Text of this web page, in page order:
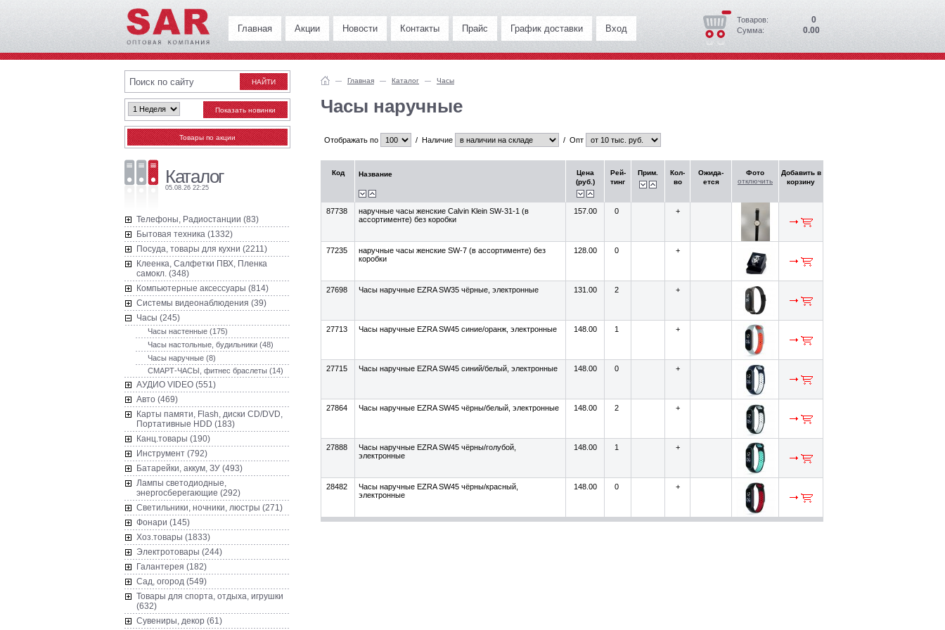
Главная Акции Новости Контакты Прайс График доставки Вход
Товаров: 0
Сумма: 0.00
Каталог
05.08.26 22:25
Телефоны, Радиостанции (83)
Бытовая техника (1332)
Посуда, товары для кухни (2211)
Клеенка, Салфетки ПВХ, Пленка
самокл. (348)
Компьютерные аксессуары (814)
Системы видеонаблюдения (39)
Часы (245)
Часы настенные (175)
Часы настольные, будильники (48)
Часы наручные (8)
СМАРТ-ЧАСЫ, фитнес браслеты (14)
AУДИО VIDEO (551)
Авто (469)
Карты памяти, Flash, диски CD/DVD,
Портативные HDD (183)
Канц.товары (190)
Инструмент (792)
Батарейки, аккум, ЗУ (493)
Лампы светодиодные,
энергосберегающие (292)
Светильники, ночники, люстры (271)
Фонари (145)
Хоз.товары (1833)
Электротовары (244)
Галантерея (182)
Сад, огород (549)
Товары для спорта, отдыха, игрушки
(632)
Сувениры, декор (61)
Главная Каталог Часы
Часы наручные
Отображать по / Наличие / Опт
Код Название
Цена
(руб.)
Рей-
тинг
Прим.
Кол-
во
Ожида-
ется
Фото
отключить
Добавить в
корзину
87738
наручные часы женские Calvin Klein SW-31-1 (в
ассортименте) без коробки
157.00 0 +
77235
наручные часы женские SW-7 (в ассортименте) без
коробки
128.00 0 +
27698 Часы наручные EZRA SW35 чёрные, электронные 131.00 2 +
27713 Часы наручные EZRA SW45 синие/оранж, электронные 148.00 1 +
27715 Часы наручные EZRA SW45 синий/белый, электронные 148.00 0 +
27864 Часы наручные EZRA SW45 чёрны/белый, электронные 148.00 2 +
27888
Часы наручные EZRA SW45 чёрны/голубой,
электронные
148.00 1 +
28482
Часы наручные EZRA SW45 чёрны/красный,
электронные
148.00 0 +